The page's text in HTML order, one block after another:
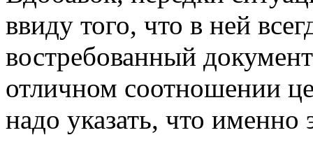
ввиду того, что в ней
востребованный
отличном соотношении
надо указать, что именно